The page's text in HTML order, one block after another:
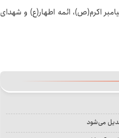
اکرم(ص)، ائمه اطهار(ع) و شهدای
می‌شود